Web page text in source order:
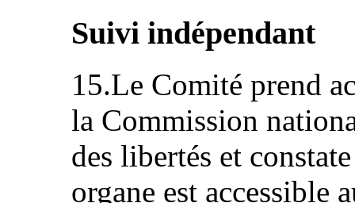
Suivi indépendant
15.Le Comité prend
la Commission
des libertés et
organe est accessible